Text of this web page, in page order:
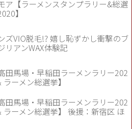
ア【ラーメンスタンプラリー&総選
】
ズVIO脱毛!? 嬉し恥ずかし衝撃のブ
リアンWAX体験記
高田馬場・早稲田ラーメンラリー202
ラーメン総選挙】
高田馬場・早稲田ラーメンラリー202
ラーメン総選挙】 後援：新宿区 ほ